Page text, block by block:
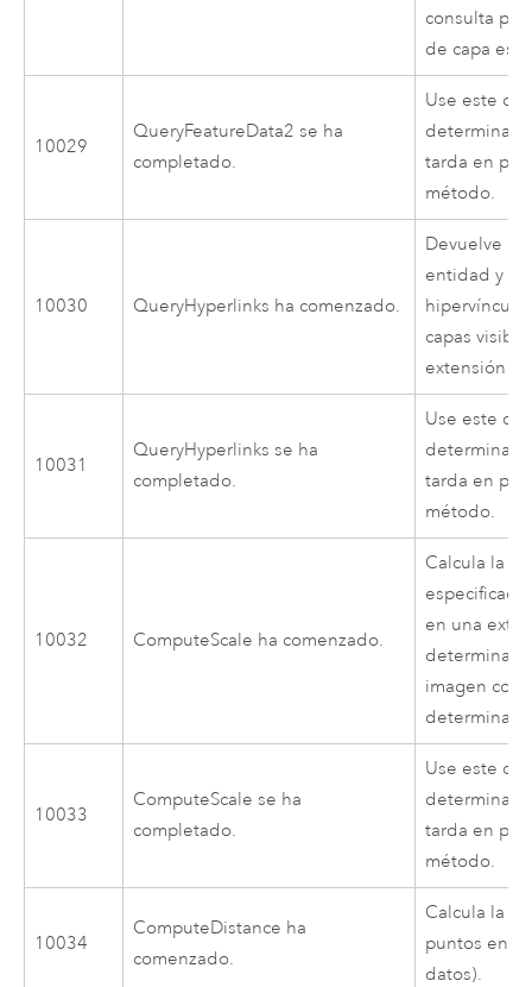
consulta
de capa
10029
QueryFeatureData2 se ha
completado.
Use este
determinar
tarda en
método.
10030 QueryHyperlinks ha comenzado.
Devuelve la
entidad y la
hipervínculo
capas
extensión
10031
QueryHyperlinks se ha
completado.
Use este
determinar
tarda en
método.
10032 ComputeScale ha comenzado.
Calcula la
en una
imagen con
10033
ComputeScale se ha
completado.
Use este
determinar
tarda en
método.
10034
ComputeDistance ha
comenzado.
Calcula la
puntos en
datos).